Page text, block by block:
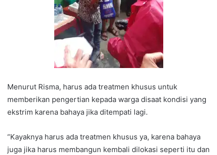
Menurut Risma, harus ada treatmen khusus untuk
memberikan pengertian kepada warga disaat kondisi yang
ekstrim karena bahaya jika ditempati lagi.
“Kayaknya harus ada treatmen khusus ya, karena bahaya
juga jika harus membangun kembali dilokasi seperti itu dan